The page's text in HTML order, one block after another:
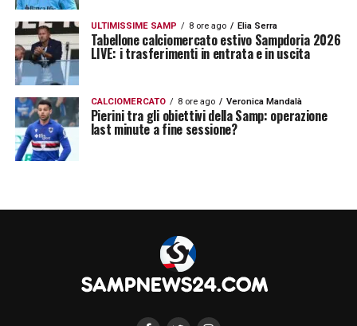
ULTIMISSIME SAMP 8 ore ago Elia Serra
Tabellone calciomercato estivo Sampdoria 2026
LIVE: i trasferimenti in entrata e in uscita
CALCIOMERCATO 8 ore ago Veronica Mandalà
Pierini tra gli obiettivi della Samp: operazione
last minute a fine sessione?